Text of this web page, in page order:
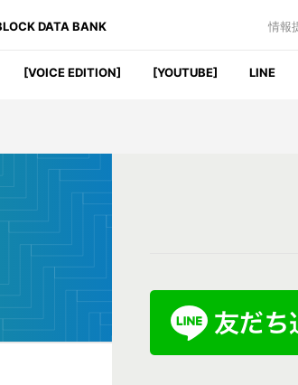
DATA BANK 情報
[VOICE EDITION] [YOUTUBE] LINE
サ
イ